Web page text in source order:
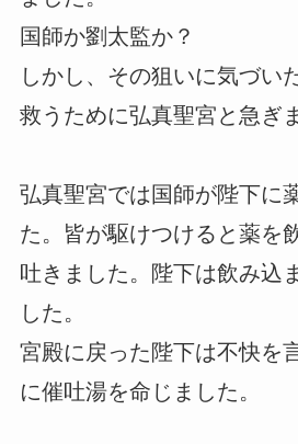
国師か劉太監か？
しかし、その狙いに気づい
救うために弘真聖宮と急ぎ
弘真聖宮では国師が陛下に
た。皆が駆けつけると薬を
吐きました。陛下は飲み込
した。
宮殿に戻った陛下は不快を
に催吐湯を命じました。